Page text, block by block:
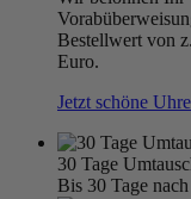
Bestellwert von
Euro.
Jetzt schöne
30 Tage
Bis 30 Tage